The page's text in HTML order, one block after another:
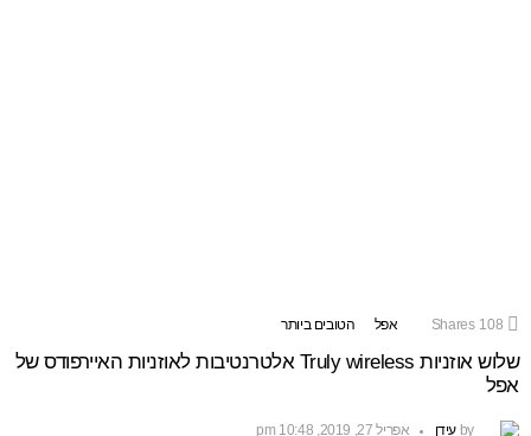
STORIES
108
Shares אפל הטובים ביותר
שלוש אוזניות Truly wireless אלטרנטיבות לאוזניות האיירפודס של
אפל
by עידן אפריל 27, 2019, 10:48 pm